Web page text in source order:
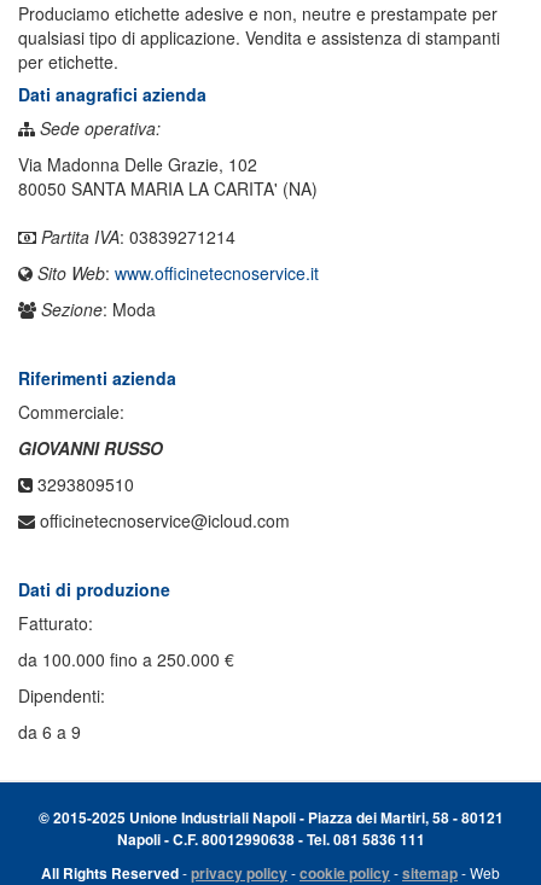
Produciamo etichette adesive e non, neutre e prestampate per
qualsiasi tipo di applicazione. Vendita e assistenza di stampanti
per etichette.
Dati anagrafici azienda
Sede operativa:
Via Madonna Delle Grazie, 102
80050 SANTA MARIA LA CARITA' (NA)
Partita IVA: 03839271214
Sito Web: www.officinetecnoservice.it
Sezione: Moda
Riferimenti azienda
Commerciale:
GIOVANNI RUSSO
3293809510
officinetecnoservice@icloud.com
Dati di produzione
Fatturato:
da 100.000 fino a 250.000 €
Dipendenti:
da 6 a 9
© 2015-2025 Unione Industriali Napoli - Piazza dei Martiri, 58 - 80121
Napoli - C.F. 80012990638 - Tel. 081 5836 111
All Rights Reserved-privacy policy-cookie policy-sitemap- Web